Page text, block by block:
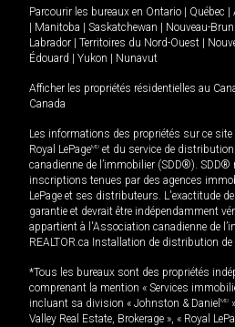
Parcourir les bureaux en Ontario Québec
Manitoba Saskatchewan Nouveau-
Labrador
Territoires du Nord-Ouest
Édouard
Yukon Nunavut
Afficher les propriétés résidentielles au
Canada
Les informations des propriétés sur ce
Royal LePageMD et du service de
canadienne de l’immobilier (SDD®). SDD®
inscriptions tenues par des agences
LePage et ses distributeurs. L'exactitude
garantie et devrait être indépendamment
appartient à l'Association canadienne de
REALTOR.ca Installation de distribution
*Tous les bureaux sont des propriétés
comprenant la mention « Services
incluant sa division « Johnston & Daniel MD
Valley Real Estate, Brokerage », « Royal